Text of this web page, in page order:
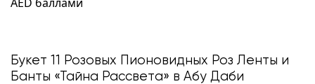
Букет 11 Розовых Пионовидных Роз Ленты и
Банты «Тайна Рассвета» в Абу Даби